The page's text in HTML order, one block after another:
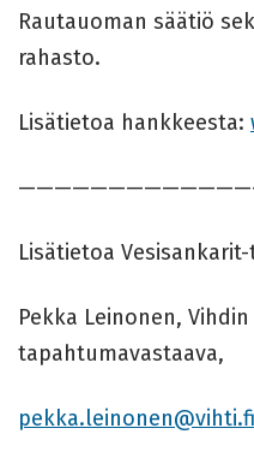
Rautauoman säätiö
rahasto.
Lisätietoa hankkeesta:
Lisätietoa
Pekka Leinonen,
tapahtumavastaava,
pekka.leinonen@vihti.fi